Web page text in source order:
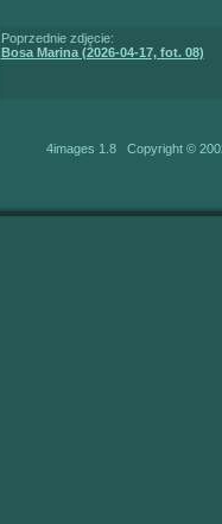
Poprzednie zdjęcie:
Bosa Marina (2026-04-17, fot. 08)
4images 1.8 Copyright ©